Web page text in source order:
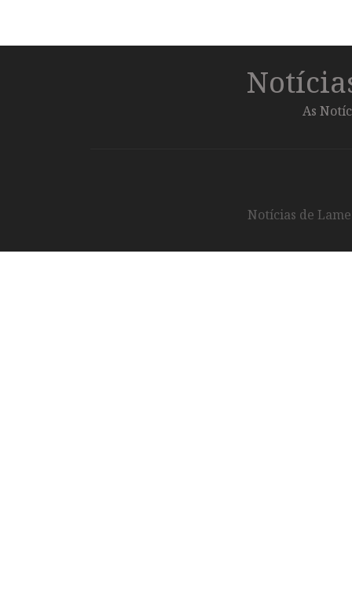
As
Notícias de